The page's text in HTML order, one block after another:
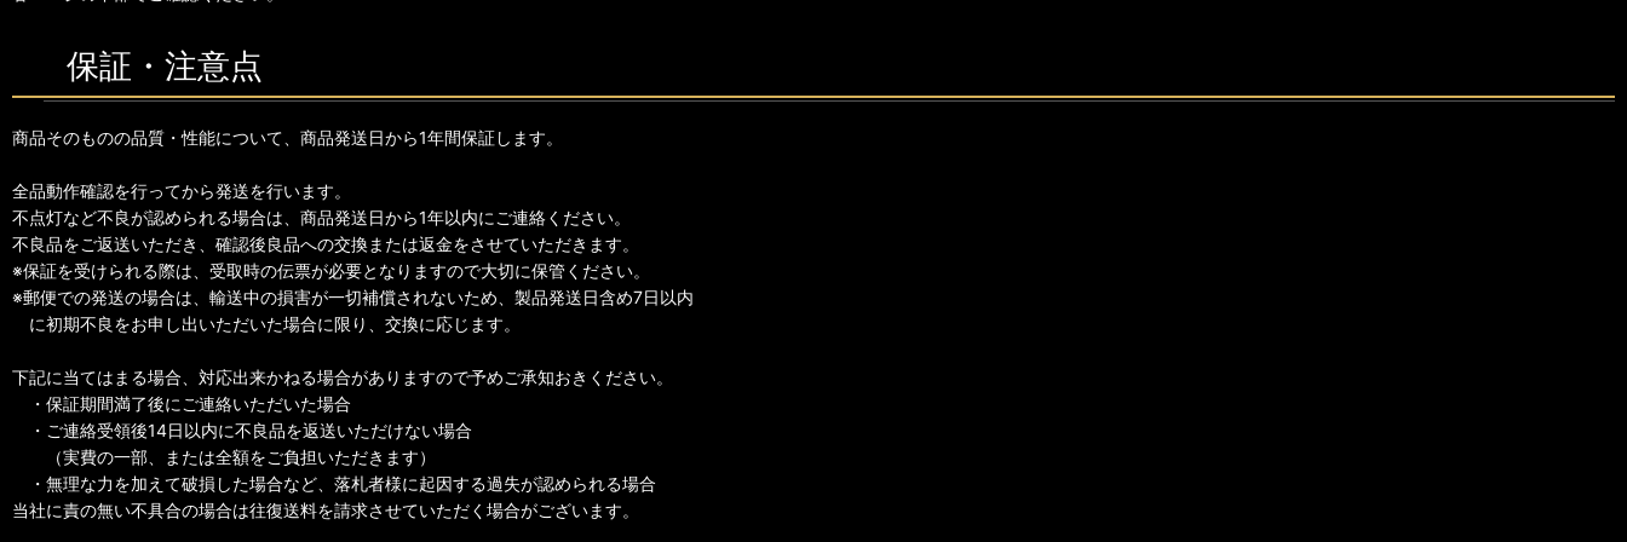
保証・注意点
商品そのものの品質・性能について、商品発送日から1年間保証します。
全品動作確認を行ってから発送を行います。
不点灯など不良が認められる場合は、商品発送日から1年以内にご連絡ください。
不良品をご返送いただき、確認後良品への交換または返金をさせていただきます。
※保証を受けられる際は、受取時の伝票が必要となりますので大切に保管ください。
※郵便での発送の場合は、輸送中の損害が一切補償されないため、製品発送日含め7日以内
に初期不良をお申し出いただいた場合に限り、交換に応じます。
下記に当てはまる場合、対応出来かねる場合がありますので予めご承知おきください。
・保証期間満了後にご連絡いただいた場合
・ご連絡受領後14日以内に不良品を返送いただけない場合
（実費の一部、または全額をご負担いただきます）
・無理な力を加えて破損した場合など、落札者様に起因する過失が認められる場合
当社に責の無い不具合の場合は往復送料を請求させていただく場合がございます。